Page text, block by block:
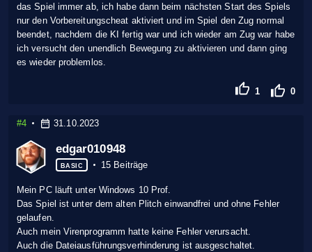
das Spiel immer ab, ich habe dann beim nächsten Start des Spiels
nur den Vorbereitungscheat aktiviert und im Spiel den Zug normal
beendet, nachdem die KI fertig war und ich wieder am Zug war habe
ich versucht den unendlich Bewegung zu aktivieren und dann ging
es wieder problemlos.
1 0
#4 31.10.2023
edgar010948
BASIC 15 Beiträge
Mein PC läuft unter Windows 10 Prof.
Das Spiel ist unter dem alten Plitch einwandfrei und ohne Fehler
gelaufen.
Auch mein Virenprogramm hatte keine Fehler verursacht.
Auch die Dateiausführungsverhinderung ist ausgeschaltet.